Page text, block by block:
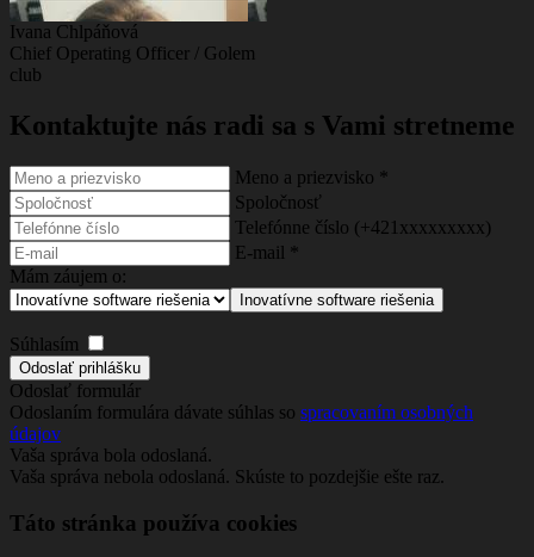
Ivana Chlpáňová
Chief Operating Officer / Golem
club
Kontaktujte nás radi sa s Vami stretneme
Meno a priezvisko *
Spoločnosť
Telefónne číslo (+421xxxxxxxxx)
E-mail *
Mám záujem o:
Inovatívne software riešenia
Súhlasím
Odoslať formulár
Odoslaním formulára dávate súhlas so spracovaním osobných
údajov
Vaša správa bola odoslaná.
Vaša správa nebola odoslaná. Skúste to pozdejšie ešte raz.
Táto stránka používa cookies